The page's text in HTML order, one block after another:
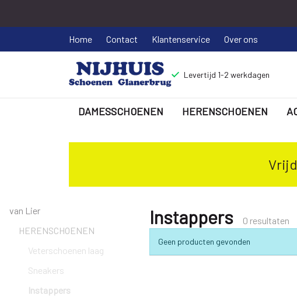
Home Contact Klantenservice Over ons
Levertijd 1-2 werkdagen
DAMESSCHOENEN HERENSCHOENEN
Instappers
Nijhuisschoenen
van Lier
HERENSCHOENEN
Veterschoenen laag
Sneakers
Instappers
Instappers 0 resultaten
Geen producten gevonden